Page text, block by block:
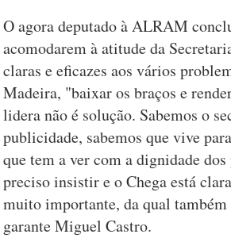
O agora deputado à ALRAM
acomodarem à atitude da
claras e eficazes aos vários
Madeira, "baixar os braços e
lidera não é solução. Sabemos o
publicidade, sabemos que vive
que tem a ver com a dignidade
preciso insistir e o Chega está
muito importante, da qual
garante Miguel Castro.